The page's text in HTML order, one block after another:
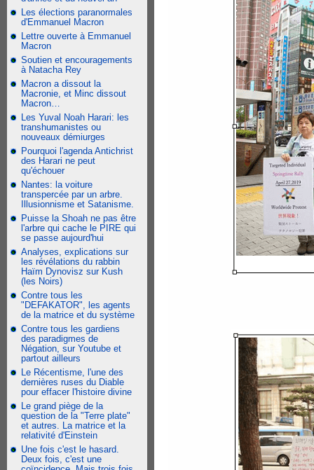
Les élections paranormales
d'Emmanuel Macron
Lettre ouverte à Emmanuel
Macron
Soutien et encouragements
à Natacha Rey
Macron a dissout la
Macronie, et Minc dissout
Macron…
Les Yuval Noah Harari: les
transhumanistes ou
nouveaux démiurges
Pourquoi l'agenda Antichrist
des Harari ne peut
qu'échouer
Nantes: la voiture
transpercée par un arbre.
Illusionnisme et Satanisme.
Puisse la Shoah ne pas être
l'arbre qui cache le PIRE qui
se passe aujourd'hui
Analyses, explications sur
les révélations du rabbin
Haïm Dynovisz sur Kush
(les Noirs)
Contre tous les
"DEFAKATOR", les agents
de la matrice et du système
Contre tous les gardiens
des paradigmes de
Négation, sur Youtube et
partout ailleurs
Le Récentisme, l'une des
dernières ruses du Diable
pour effacer l'histoire divine
Le grand piège de la
question de la "Terre plate"
et autres. La matrice et la
relativité d'Einstein
Une fois c'est le hasard.
Deux fois, c'est une